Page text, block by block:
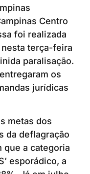
Centro
foi realizada
terça-feira
paralisação.
os
jurídicas
metas dos
da deflagração
que a categoria
esporádico, a